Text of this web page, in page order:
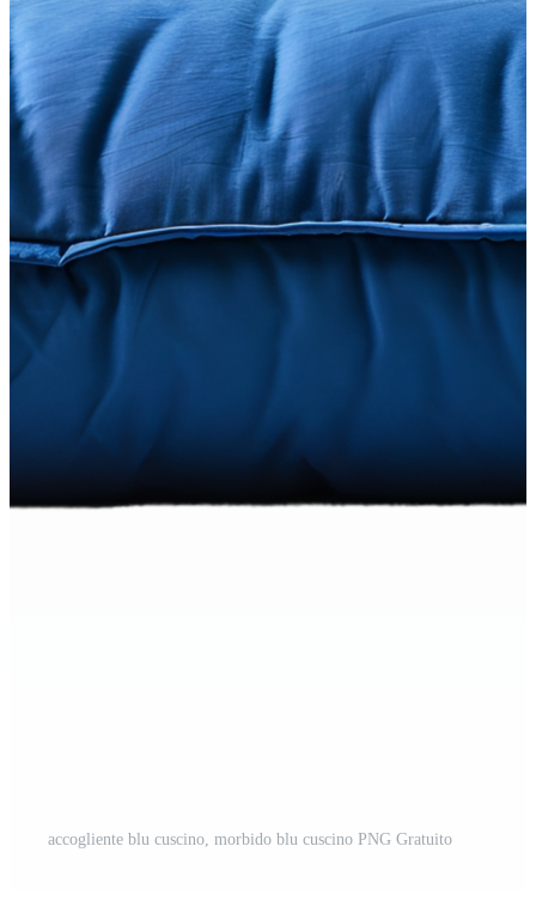
accogliente blu cuscino, morbido blu cuscino PNG Gratuito